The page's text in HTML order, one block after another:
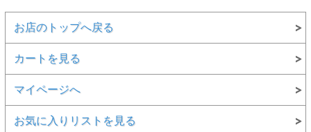
お店のトップへ戻る
カートを見る
マイページへ
お気に入りリストを見る